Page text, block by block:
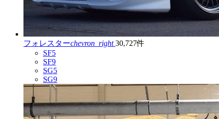
フォレスターchevron_right 30,727件
SF5
SF9
SG5
SG9